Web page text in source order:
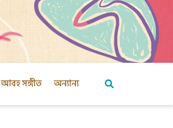
আবহ সঙ্গীত অন্যান্য